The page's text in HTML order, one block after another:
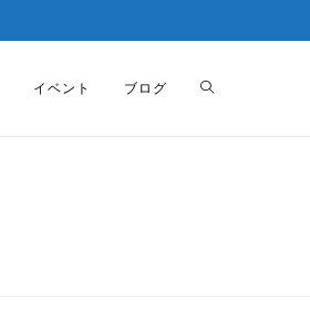
イベント ブログ